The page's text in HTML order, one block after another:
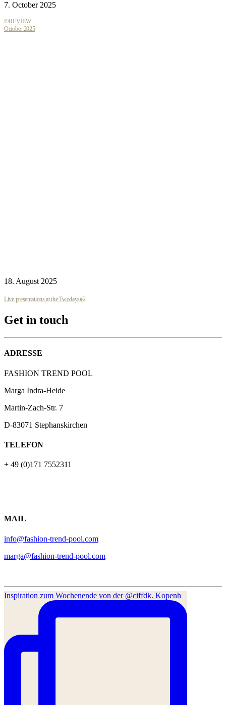
7. October 2025
P/REVIEW
October 2025
18. August 2025
Live presentations at the Twodays#2
Get in touch
ADRESSE
FASHION TREND POOL
Marga Indra-Heide
Martin-Zach-Str. 7
D-83071 Stephanskirchen
TELEFON
+ 49 (0)171 7552311
MAIL
info@fashion-trend-pool.com
marga@fashion-trend-pool.com
Inspiration zum Wochenende von der @ciffdk. Kopenh